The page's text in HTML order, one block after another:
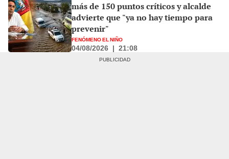
más de 150 puntos críticos y alcalde
advierte que "ya no hay tiempo para
prevenir"
FENÓMENO EL NIÑO
04/08/2026 | 21:08